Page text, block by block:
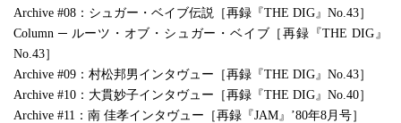
Archive #08：シュガー・ベイブ伝説［再録『THE DIG』No.43］
Column ─ ルーツ・オブ・シュガー・ベイブ［再録『THE DIG』
No.43］
Archive #09：村松邦男インタヴュー［再録『THE DIG』No.43］
Archive #10：大貫妙子インタヴュー［再録『THE DIG』No.40］
Archive #11：南 佳孝インタヴュー［再録『JAM』’80年8月号］